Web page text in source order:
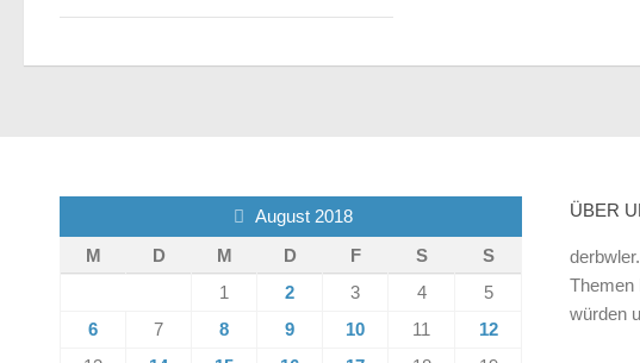
August 2018
M
D M D F S
S
1
2 3 4
5
6
7 8 9 10 11
12
ÜBER
Themen
würden